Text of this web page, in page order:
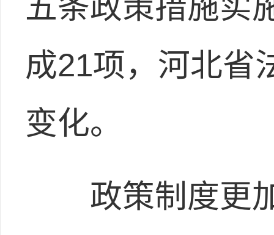
成21项，河北省
变化。
政策制度更加